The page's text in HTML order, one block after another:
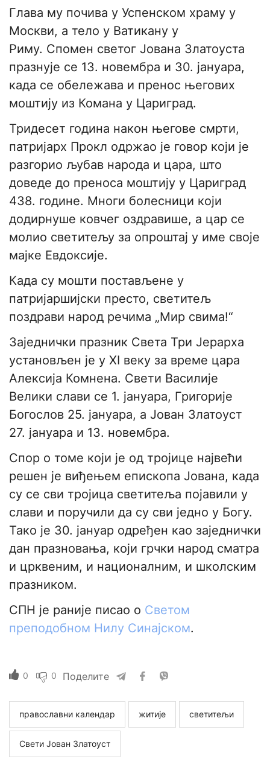
Глава му почива у Успенском храму у
Москви, а тело у Ватикану у
Риму. Спомен светог Јована Златоуста
празнује се 13. новембра и 30. јануара,
када се обележава и пренос његових
моштију из Комана у Цариград.
Тридесет година након његове смрти,
патријарх Прокл одржао је говор који је
разгорио љубав народа и цара, што
доведе до преноса моштију у Цариград
438. године. Многи болесници који
додирнуше ковчег оздравише, а цар се
молио светитељу за опроштај у име своје
мајке Евдоксије.
Када су мошти постављене у
патријаршијски престо, светитељ
поздрави народ речима „Мир свима!“
Заједнички празник Света Три Јерарха
установљен је у XI веку за време цара
Алексија Комнена. Свети Василије
Велики слави се 1. јануара, Григорије
Богослов 25. јануара, а Јован Златоуст
27. јануара и 13. новембра.
Спор о томе који је од тројице највећи
решен је виђењем епископа Јована, када
су се сви тројица светитеља појавили у
слави и поручили да су сви једно у Богу.
Тако је 30. јануар одређен као заједнички
дан празновања, који грчки народ сматра
и црквеним, и националним, и школским
празником.
СПН је раније писао о Светом
преподобном Нилу Синајском.
0 0 Поделите
православни календар житије светитељи
Свети Јован Златоуст